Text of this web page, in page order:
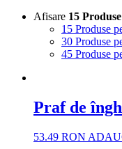
Afisare 15
15 Produse
30 Produse
45 Produse
Praf de
53.49 RON